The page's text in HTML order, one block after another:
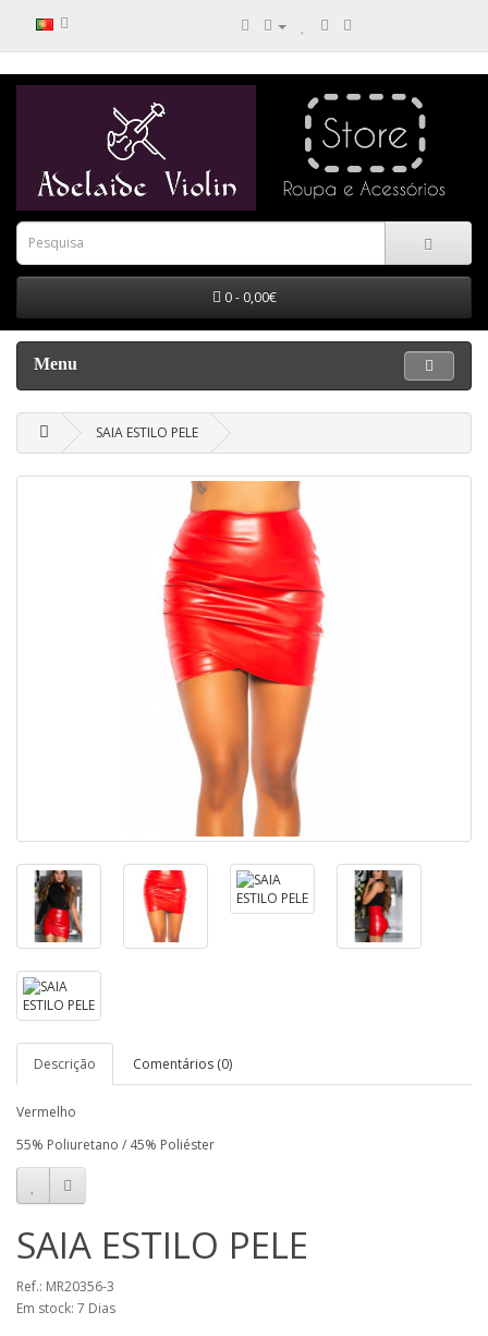
0 - 0,00€
Menu
SAIA ESTILO PELE
Descrição Comentários (0)
Vermelho
55% Poliuretano / 45% Poliéster
SAIA ESTILO PELE
Ref.: MR20356-3
Em stock: 7 Dias